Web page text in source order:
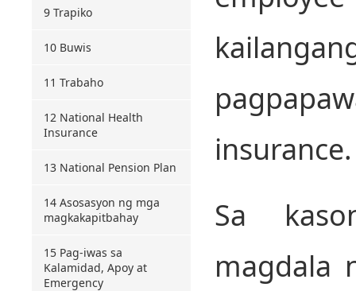
9 Trapiko
10 Buwis
11 Trabaho
12 National Health
Insurance
13 National Pension Plan
14 Asosasyon ng mga
magkakapitbahay
15 Pag-iwas sa
Kalamidad, Apoy at
Emergency
insurance.
Sa
magdala